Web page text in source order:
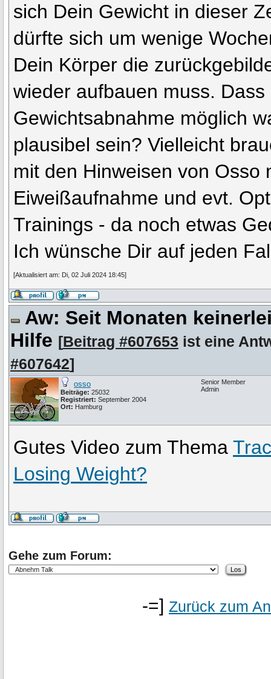
sich Dein Gewicht in dieser
dürfte sich um wenige
Dein Körper die
wieder aufbauen muss.
Gewichtsabnahme möglich
plausibel sein? Vielleicht
mit den Hinweisen von Osso
Eiweißaufnahme und evt.
Trainings - da noch etwas
Ich wünsche Dir auf jeden
[Aktualisiert am: Di, 02 Juli 2024 18:45]
Aw: Seit Monaten
Hilfe [Beitrag #607653 ist eine
#607642]
osso
Beiträge: 25032
Registriert: September 2004
Ort: Hamburg
Senior Member
Admin
Gutes Video zum Thema
Losing Weight?
Gehe zum Forum:
-=] Zurück zum